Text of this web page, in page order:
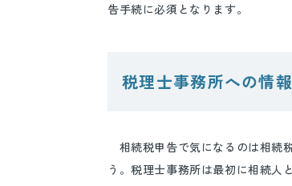
告手続に必須となります。
税理士事務所への情
相続税申告で気になるのは相続
う。税理士事務所は最初に相続人